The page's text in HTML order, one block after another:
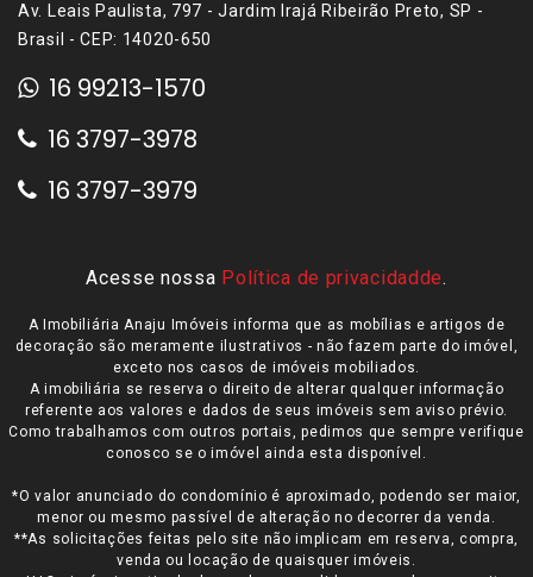
Av. Leais Paulista, 797 - Jardim Irajá Ribeirão Preto, SP -
Brasil - CEP: 14020-650
16 99213-1570
16 3797-3978
16 3797-3979
Acesse nossa Política de privacidadde.
A Imobiliária Anaju Imóveis informa que as mobílias e artigos de
decoração são meramente ilustrativos - não fazem parte do imóvel,
exceto nos casos de imóveis mobiliados.
A imobiliária se reserva o direito de alterar qualquer informação
referente aos valores e dados de seus imóveis sem aviso prévio.
Como trabalhamos com outros portais, pedimos que sempre verifique
conosco se o imóvel ainda esta disponível.
*O valor anunciado do condomínio é aproximado, podendo ser maior,
menor ou mesmo passível de alteração no decorrer da venda.
**As solicitações feitas pelo site não implicam em reserva, compra,
venda ou locação de quaisquer imóveis.